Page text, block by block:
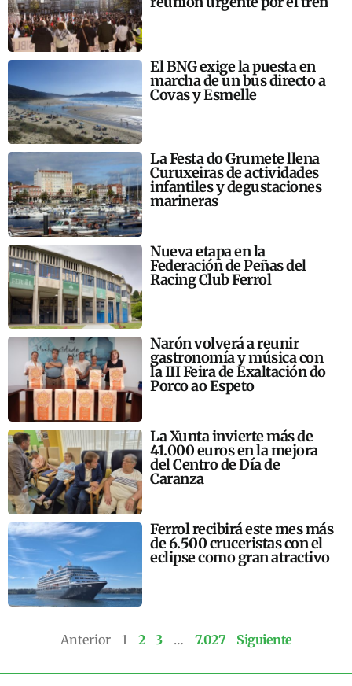
El BNG exige la puesta en
marcha de un bus directo a
Covas y Esmelle
La Festa do Grumete llena
Curuxeiras de actividades
infantiles y degustaciones
marineras
Nueva etapa en la
Federación de Peñas del
Racing Club Ferrol
Narón volverá a reunir
gastronomía y música con
la III Feira de Exaltación do
Porco ao Espeto
La Xunta invierte más de
41.000 euros en la mejora
del Centro de Día de
Caranza
Ferrol recibirá este mes más
de 6.500 cruceristas con el
eclipse como gran atractivo
Anterior 1 2 3 … 7.027 Siguiente